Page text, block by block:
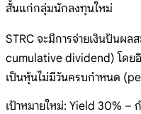
สั้นแก่กลุ่มนักลงทุนใหม่
STRC จะมีการจ่ายเงินปันผ
cumulative dividend) โดย
เป็นหุ้นไม่มีวันครบกำหนด
เป้าหมายใหม่: Yield 30% –